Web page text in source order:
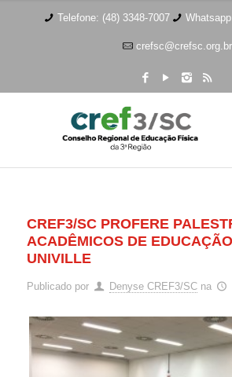
Telefone: (48) 3348-7007
crefsc@crefsc.org.br
CREF3/SC PROFERE
ACADÊMICOS DE
UNIVILLE
Publicado por Denyse CREF3/SC na